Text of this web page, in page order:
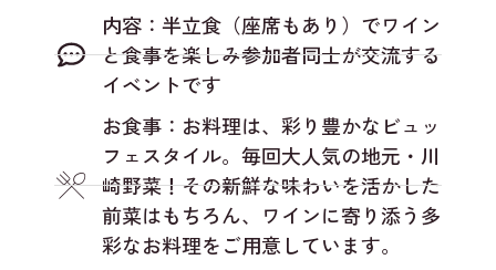
内容：半立食（座席もあり）でワイン
と食事を楽しみ参加者同士が交流する
イベントです
お食事：お料理は、彩り豊かなビュッ
フェスタイル。毎回大人気の地元・川
崎野菜！その新鮮な味わいを活かした
前菜はもちろん、ワインに寄り添う多
彩なお料理をご用意しています。